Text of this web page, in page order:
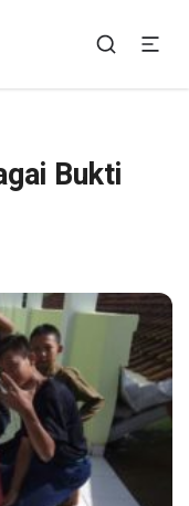
sebagai Bukti Cinta
Bukti